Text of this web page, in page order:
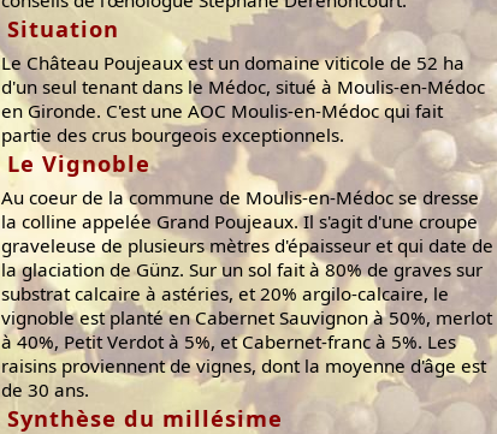
Situation
Le Château Poujeaux est un domaine viticole de 52 ha
d'un seul tenant dans le Médoc, situé à Moulis-en-Médoc
en Gironde. C'est une AOC Moulis-en-Médoc qui fait
partie des crus bourgeois exceptionnels.
Le Vignoble
Au coeur de la commune de Moulis-en-Médoc se dresse
la colline appelée Grand Poujeaux. Il s'agit d'une croupe
graveleuse de plusieurs mètres d'épaisseur et qui date de
la glaciation de Günz. Sur un sol fait à 80% de graves sur
substrat calcaire à astéries, et 20% argilo-calcaire, le
vignoble est planté en Cabernet Sauvignon à 50%, merlot
à 40%, Petit Verdot à 5%, et Cabernet-franc à 5%. Les
raisins proviennent de vignes, dont la moyenne d'âge est
de 30 ans.
Synthèse du millésime